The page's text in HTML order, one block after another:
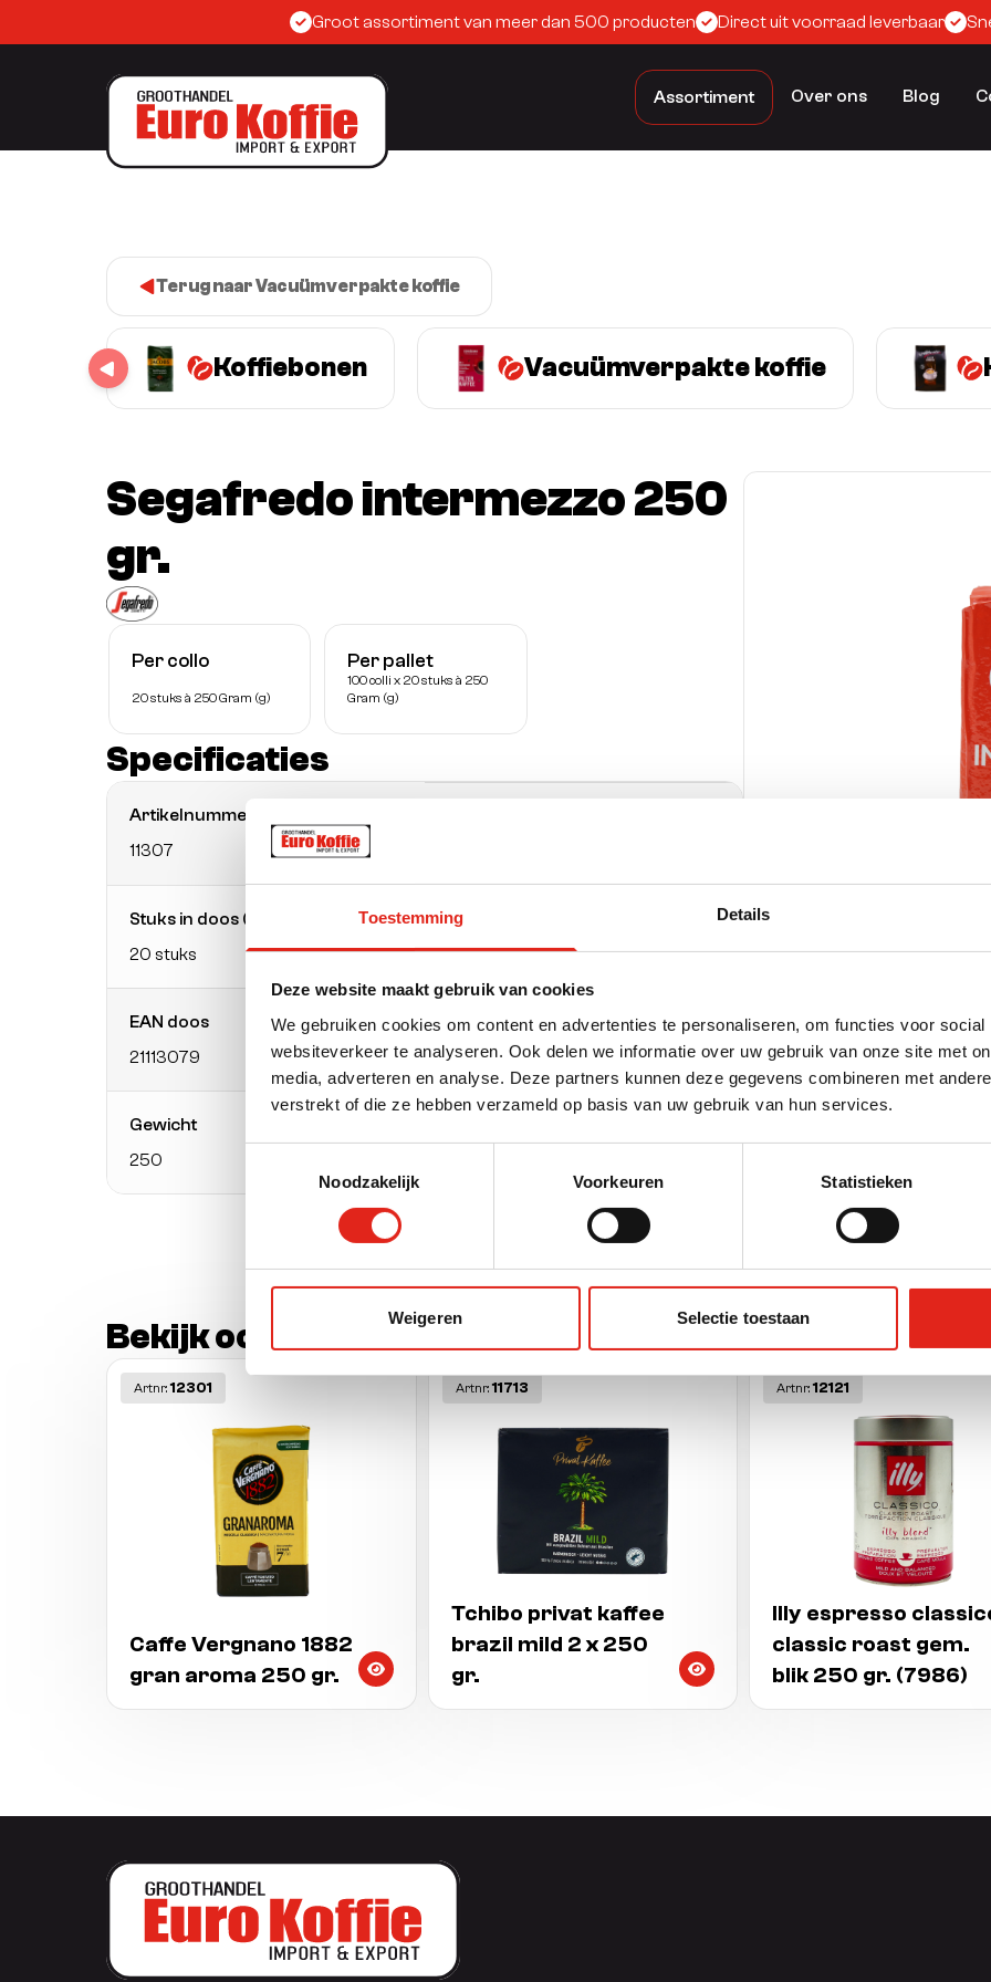
Toestemming Details
Deze website maakt gebruik van cookies
We gebruiken cookies om content en advertenties te personaliseren, om functies voor
websiteverkeer te analyseren. Ook delen we informatie over uw gebruik van onze site met
media, adverteren en analyse. Deze partners kunnen deze gegevens combineren met
verstrekt of die ze hebben verzameld op basis van uw gebruik van hun services.
Noodzakelijk
Voorkeuren Statistieken
Weigeren Selectie toestaan
Groot assortiment van meer dan 500 producten Direct uit voorraad leverbaar
Assortiment Over ons Blog
Terug naar Vacuümverpakte koffie
Koffiebonen Vacuümverpakte koffie
Segafredo intermezzo 250
gr.
Per collo
20 stuks à 250 Gram (g)
Per pallet
100 colli x 20 stuks à 250
Gram (g)
Specificaties
Artikelnummer
11307
Stuks in doos (CE)
20 stuks
Dozen per pallet (HE)
100 stuks
EAN doos
21113079
Verpakking
pak
Gewicht
250
Bekijk ook deze andere producten
Artnr: 12301
Caffe Vergnano 1882
gran aroma 250 gr.
Artnr: 11713
Tchibo privat kaffee
brazil mild 2 x 250
gr.
Artnr: 12121
Illy espresso
classic roast gem.
blik 250 gr. (7986)